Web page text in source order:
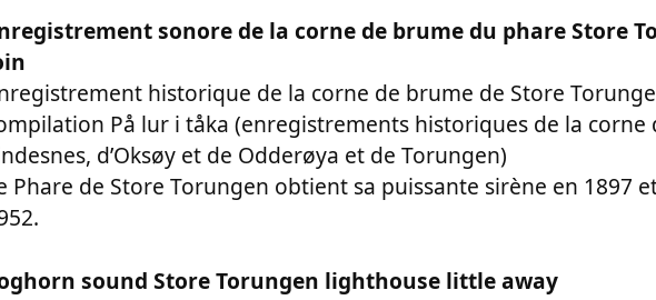
sonore de la corne de brume du phare Store
historique de la corne de brume de Store
På lur i tåka (enregistrements historiques de la corne
d’Oksøy et de Odderøya et de Torungen)
Phare de Store Torungen obtient sa puissante sirène en 1897
sound Store Torungen lighthouse little away